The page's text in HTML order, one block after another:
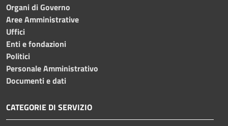
Organi di Governo
Aree Amministrative
Uffici
Enti e fondazioni
Politici
Personale Amministrativo
Documenti e dati
CATEGORIE DI SERVIZIO